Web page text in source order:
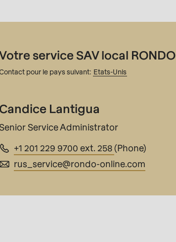
service SAV local RONDO
pour le pays suivant: Etats-Unis
Candice Lantigua
Senior Service Administrator
+1 201 229 9700 ext. 258(Phone)
rus_service@rondo-online.com